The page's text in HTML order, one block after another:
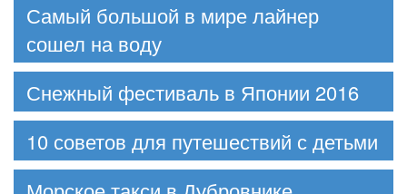
Самый большой в мире лайнер
сошел на воду
Снежный фестиваль в Японии 2016
10 советов для путешествий с детьми